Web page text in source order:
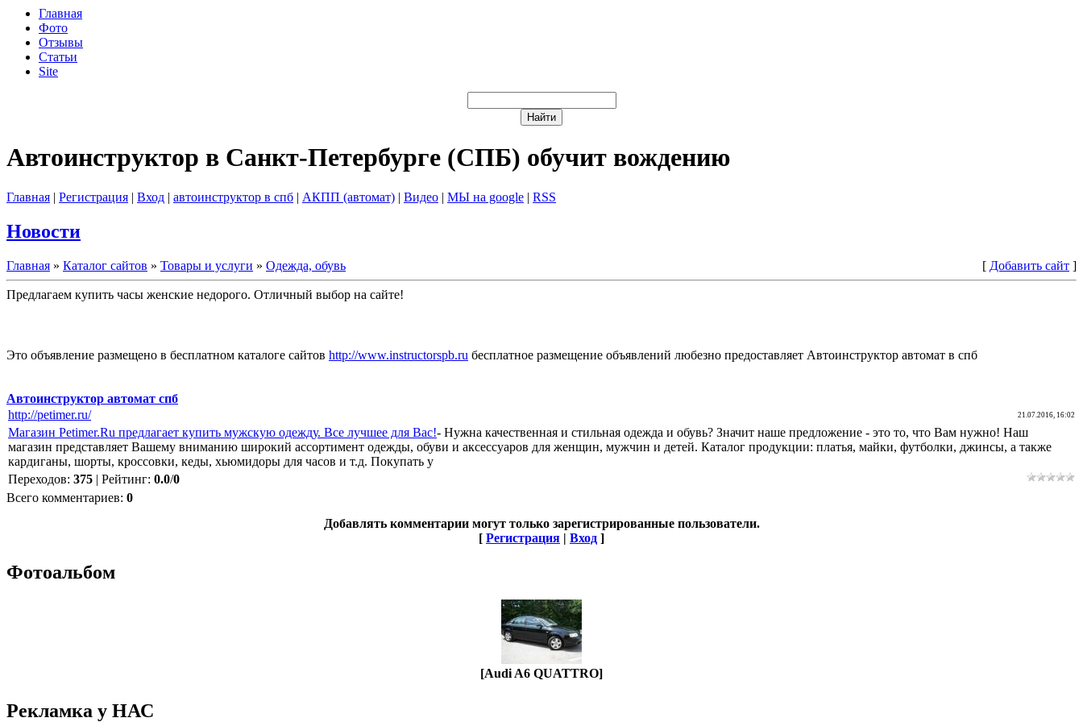
Главная
Фото
Отзывы
Статьи
Site
Автоинструктор в Санкт-Петербурге (СПБ) обучит вождению
Главная | Регистрация | Вход | автоинструктор в спб | АКПП (автомат) | Видео | МЫ на google | RSS
Новости
Главная » Каталог сайтов » Товары и услуги » Одежда, обувь [ Добавить сайт ]
Предлагаем купить часы женские недорого. Отличный выбор на сайте!
Это объявление размещено в бесплатном каталоге сайтов http://www.instructorspb.ru бесплатное размещение объявлений любезно предоставляет Автоинструктор автомат в спб
Автоинструктор автомат спб
http://petimer.ru/
21.07.2016, 16:02
Магазин Petimer.Ru предлагает купить мужскую одежду. Все лучшее для Вас!- Нужна качественная и стильная одежда и обувь? Значит наше предложение - это то, что Вам нужно! Наш
магазин представляет Вашему вниманию широкий ассортимент одежды, обуви и аксессуаров для женщин, мужчин и детей. Каталог продукции: платья, майки, футболки, джинсы, а также
кардиганы, шорты, кроссовки, кеды, хьюмидоры для часов и т.д. Покупать у
Переходов: 375 | Рейтинг: 0.0/0
Всего комментариев: 0
Добавлять комментарии могут только зарегистрированные пользователи.
[ Регистрация | Вход ]
Фотоальбом
[Audi A6 QUATTRO]
Рекламка у НАС